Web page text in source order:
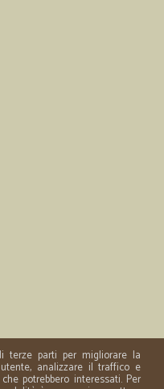
terze parti per migliorare la
analizzare il traffico e
potrebbero interessati. Per